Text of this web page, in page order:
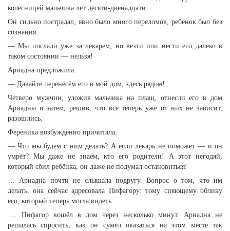
колесницей мальчика лет десяти-двенадцати…
Он сильно пострадал, явно было много переломов, ребёнок был без
сознания.
— Мы послали уже за лекарем, но везти или нести его далеко в
таком состоянии — нельзя!
Ариадна предложила:
— Давайте перенесём его в мой дом, здесь рядом!
Четверо мужчин, уложив мальчика на плащ, отнесли его в дом
Ариадны и затем, решив, что всё теперь уже от них не зависит,
разошлись.
Ференика возбуждённо причитала:
— Что мы будем с ним делать? А если лекарь не поможет — и он
умрёт? Мы даже не знаем, кто его родители! А этот негодяй,
который сбил ребёнка, он даже не подумал остановиться!
… Ариадна почти не слышала подругу. Вопрос о том, что им
делать, она сейчас адресовала Пифагору: тому сияющему облику
его, который теперь могла видеть.
…. Пифагор вошёл в дом через несколько минут. Ариадна не
решалась спросить, как он сумел оказаться на этом месте так